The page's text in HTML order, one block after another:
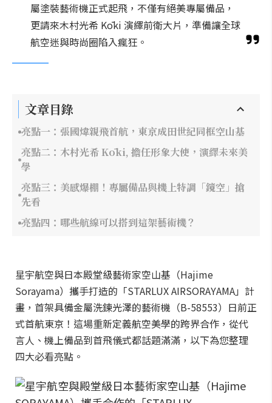
屬塗裝藝術機正式起飛，不僅有絕美專屬備品，
更請來木村光希 Kōki 演繹前衛大片，準備讓全球
航空迷與時尚圈陷入瘋狂。
文章目錄
亮點一：張國煒親飛首航，東京成田世紀同框空山基
亮點二：木村光希 Kōki, 擔任形象大使，演繹未來美
學
亮點三：美感爆棚！專屬備品與機上特調「鏡空」搶
先看
亮點四：哪些航線可以搭到這架藝術機？
星宇航空與日本殿堂級藝術家空山基（Hajime
Sorayama）攜手打造的「STARLUX AIRSORAYAMA」計
畫，首架具備金屬洗鍊光澤的藝術機（B-58553）日前正
式首航東京！這場重新定義航空美學的跨界合作，從代
言人、機上備品到首飛儀式都話題滿滿，以下為您整理
四大必看亮點。